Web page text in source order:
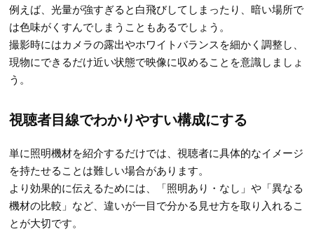
例えば、光量が強すぎると白飛びしてしまったり、暗い場所で
は色味がくすんでしまうこともあるでしょう。
撮影時にはカメラの露出やホワイトバランスを細かく調整し、
現物にできるだけ近い状態で映像に収めることを意識しましょ
う。
視聴者目線でわかりやすい構成にする
単に照明機材を紹介するだけでは、視聴者に具体的なイメージ
を持たせることは難しい場合があります。
より効果的に伝えるためには、「照明あり・なし」や「異なる
機材の比較」など、違いが一目で分かる見せ方を取り入れるこ
とが大切です。